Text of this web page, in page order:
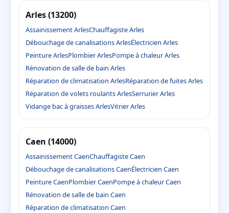
Arles (13200)
Assainissement ArlesChauffagiste Arles
Débouchage de canalisations ArlesÉlectricien Arles
Peinture ArlesPlombier ArlesPompe à chaleur Arles
Rénovation de salle de bain Arles
Réparation de climatisation ArlesRéparation de fuites Arles
Réparation de volets roulants ArlesSerrurier Arles
Vidange bac à graisses ArlesVitrier Arles
Caen (14000)
Assainissement CaenChauffagiste Caen
Débouchage de canalisations CaenÉlectricien Caen
Peinture CaenPlombier CaenPompe à chaleur Caen
Rénovation de salle de bain Caen
Réparation de climatisation Caen